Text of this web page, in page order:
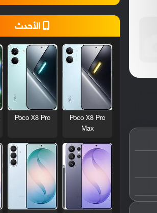
الأحدث
Poco X8 Pro
Max
Poco X8 Pro